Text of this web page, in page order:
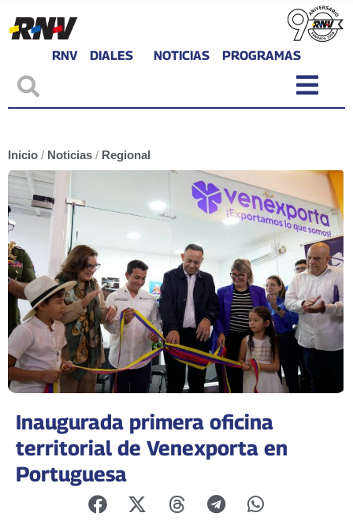
RNV DIALES NOTICIAS PROGRAMAS
Inicio / Noticias / Regional
Inaugurada primera oficina
territorial de Venexporta en
Portuguesa